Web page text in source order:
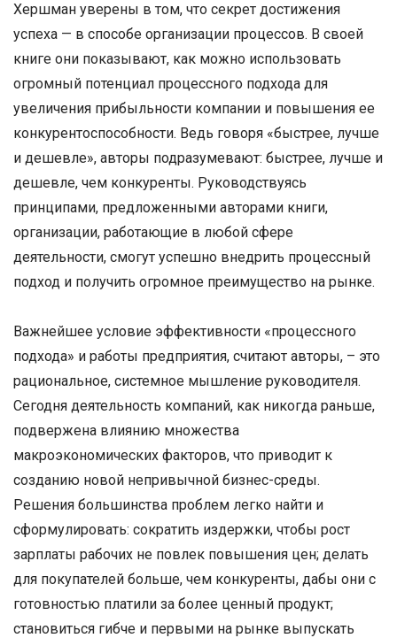
Хершман уверены в том, что секрет достижения
успеха — в способе организации процессов. В своей
книге они показывают, как можно использовать
огромный потенциал процессного подхода для
увеличения прибыльности компании и повышения ее
конкурентоспособности. Ведь говоря «быстрее, лучше
и дешевле», авторы подразумевают: быстрее, лучше и
дешевле, чем конкуренты. Руководствуясь
принципами, предложенными авторами книги,
организации, работающие в любой сфере
деятельности, смогут успешно внедрить процессный
подход и получить огромное преимущество на рынке.
Важнейшее условие эффективности «процессного
подхода» и работы предприятия, считают авторы, – это
рациональное, системное мышление руководителя.
Сегодня деятельность компаний, как никогда раньше,
подвержена влиянию множества
макроэкономических факторов, что приводит к
созданию новой непривычной бизнес-среды.
Решения большинства проблем легко найти и
сформулировать: сократить издержки, чтобы рост
зарплаты рабочих не повлек повышения цен; делать
для покупателей больше, чем конкуренты, дабы они с
готовностью платили за более ценный продукт;
становиться гибче и первыми на рынке выпускать